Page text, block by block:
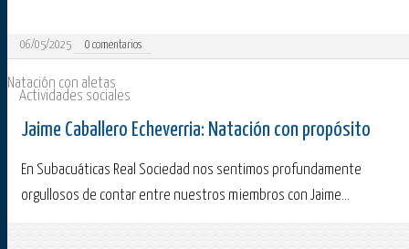
06/05/2025 0 comentarios
Natación con aletas
Actividades sociales
Jaime Caballero Echeverria: Natación con propósito
En Subacuáticas Real Sociedad nos sentimos profundamente
orgullosos de contar entre nuestros miembros con Jaime...